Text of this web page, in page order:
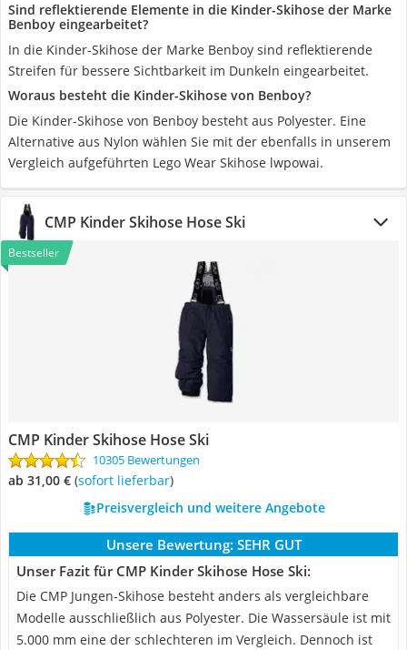
Sind reflektierende Elemente in die Kinder-Skihose der Marke
Benboy eingearbeitet?
In die Kinder-Skihose der Marke Benboy sind reflektierende
Streifen für bessere Sichtbarkeit im Dunkeln eingearbeitet.
Woraus besteht die Kinder-Skihose von Benboy?
Die Kinder-Skihose von Benboy besteht aus Polyester. Eine
Alternative aus Nylon wählen Sie mit der ebenfalls in unserem
Vergleich aufgeführten Lego Wear Skihose lwpowai.
CMP Kinder Skihose Hose Ski
Bestseller
CMP Kinder Skihose Hose Ski
10305 Bewertungen
ab 31,00 € ( Sofort lieferbar)
Preisvergleich und weitere Angebote
Unsere Bewertung: SEHR GUT
Unser Fazit für CMP Kinder Skihose Hose Ski:
Die CMP Jungen-Skihose besteht anders als vergleichbare
Modelle ausschließlich aus Polyester. Die Wassersäule ist mit
5.000 mm eine der schlechteren im Vergleich. Dennoch ist